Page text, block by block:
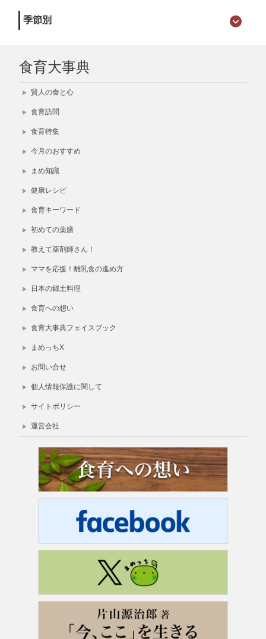
季節別
食育大事典
賢人の食と心
食育訪問
食育特集
今月のおすすめ
まめ知識
健康レシピ
食育キーワード
初めての薬膳
教えて薬剤師さん！
ママを応援！離乳食の進め方
日本の郷土料理
食育への想い
食育大事典フェイスブック
まめっちX
お問い合せ
個人情報保護に関して
サイトポリシー
運営会社